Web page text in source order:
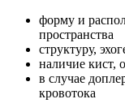
форму и
пространства
структуру,
наличие кист,
в случае
кровотока